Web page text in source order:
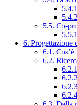
5.5. Co-
6. Progettazione
6.1.
6.2.